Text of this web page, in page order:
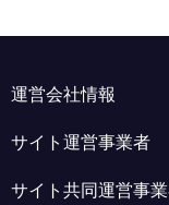
運営会社情報
サイト運営事業者
サイト共同運営事